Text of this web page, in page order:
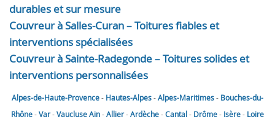
durables et sur mesure
Couvreur à Salles-Curan – Toitures fiables et
interventions spécialisées
Couvreur à Sainte-Radegonde – Toitures solides et
interventions personnalisées
Alpes-de-Haute-Provence- Hautes-Alpes-Alpes-Maritimes- Bouches-du-
Rhône-Var-VaucluseAin-Allier-Ardèche-Cantal- Drôme- Isère- Loire